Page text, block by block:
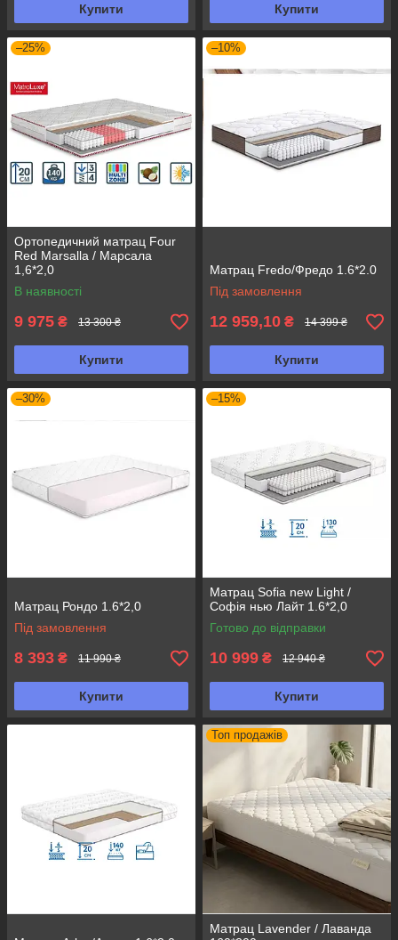
Купити Купити
–25%
Ортопедичний матрац Four
Red Marsalla / Марсала
1,6*2,0
В наявності
9 975 ₴ 13 300 ₴
Купити
–10%
Матрац Fredo/Фредо 1.6*2.0
Під замовлення
12 959,10 ₴ 14 399 ₴
Купити
–30%
Матрац Рондо 1.6*2,0
Під замовлення
8 393 ₴ 11 990 ₴
Купити
–15%
Матрац Sofia new Light /
Софія нью Лайт 1.6*2,0
Готово до відправки
10 999 ₴ 12 940 ₴
Купити
Топ продажів
Матрац Lavender / Лаванда